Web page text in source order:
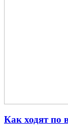
Как ходят по